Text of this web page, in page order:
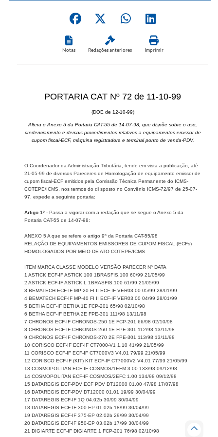
Notas Redações anteriores Imprimir
PORTARIA CAT Nº 72 de 11-10-99
(DOE de 12-10-99)
Altera o Anexo 5 da Portaria CAT-55 de 14-07-98, que dispõe sobre o uso,
credenciamento e demais procedimentos relativos a equipamentos emissor de
cupom fiscal-ECF, máquina registradora e terminal ponto de venda-PDV.
O Coordenador da Administração Tributária, tendo em vista a publicação, até
21-05-99 de diversos Pareceres de Homologação de equipamento emissor de
cupom fiscal-ECF emitidos pela Comissão Técnica Permanente do ICMS-
COTEPE/ICMS, nos termos do di sposto no Convênio ICMS-72/97 de 25-07-
97, expede a seguinte portaria:
Artigo 1º - Passa a vigorar com a redação que se segue o Anexo 5 da
Portaria CAT-55 de 14-07-98:
ANEXO 5 A que se refere o artigo 9º da Portaria CAT-55/98
RELAÇÃO DE EQUIPAMENTOS EMISSORES DE CUPOM FISCAL (ECFs)
HOMOLOGADOS POR MEIO DE ATO COTEPE/ICMS
ITEM MARCA CLASSE MODELO VERSÃO PARECER Nº DATA
1 ASTICK ECF-IF ASTICK 100 1BRASFIS.100 60/99 21/05/99
2 ASTICK ECF-IF ASTICK L 1BRASFIS.100 61/99 21/05/99
3 BEMATECH ECF-IF MP-20 FI II ECF-IF VER03.00 05/99 28/01/99
4 BEMATECH ECF-IF MP-40 FI II ECF-IF VER03.00 04/99 28/01/99
5 BETHA ECF-IF BETHA 1E FCP-201 65/98 02/10/98
6 BETHA ECF-IF BETHA 2E FPE-301 111/98 13/11/98
7 CHRONOS ECF-IF CHRONOS-250 1E FCP-201 66/98 02/10/98
8 CHRONOS ECF-IF CHRONOS-260 1E FPE-301 112/98 13/11/98
9 CHRONOS ECF-IF CHRONOS-270 2E FPE-301 113/98 13/11/98
10 CORISCO ECF-IF ECF-IF CT7000-V1 1.10 41/99 21/05/99
11 CORISCO ECF-IF ECF-IF CT7000V3 V4.01 79/99 21/05/99
12 CORISCO ECF-IF (KIT) KIT ECF-IF CT7000V2 V4.01 77/99 21/05/99
13 COSMOPOLITAN ECF-IF COSMOS/1EFM 3.00 133/98 09/12/98
14 COSMOPOLITAN ECF-IF COSMOS/2EFC 1.00 134/98 09/12/98
15 DATAREGIS ECF-PDV ECF PDV DT12000 01.00 47/98 17/07/98
16 DATAREGIS ECF-PDV DT12000 01.01 19/99 30/04/99
17 DATAREGIS ECF-IF 1Q 04.02b 30/99 30/04/99
18 DATAREGIS ECF-IF 300-EP 01.02b 18/99 30/04/99
19 DATAREGIS ECF-IF 375-EP 02.02b 29/99 30/04/99
20 DATAREGIS ECF-IF 950-EP 03.02b 17/99 30/04/99
21 DIGIARTE ECF-IF DIGIARTE 1 FCP-201 76/98 02/10/98